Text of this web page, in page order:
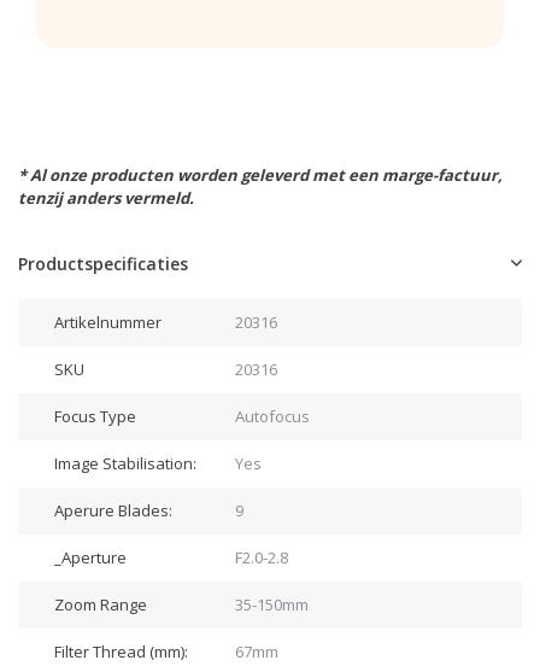
* Al onze producten worden geleverd met een marge-factuur,
tenzij anders vermeld.
Productspecificaties
Artikelnummer 20316
SKU 20316
Focus Type Autofocus
Image Stabilisation: Yes
Aperure Blades: 9
_Aperture F2.0-2.8
Zoom Range 35-150mm
Filter Thread (mm): 67mm